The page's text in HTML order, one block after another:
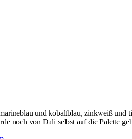
und kobaltblau, zinkweiß und
noch von Dali selbst auf die Palette